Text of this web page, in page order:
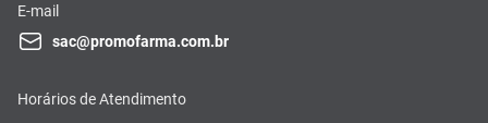
E-mail
sac@promofarma.com.br
Horários de Atendimento